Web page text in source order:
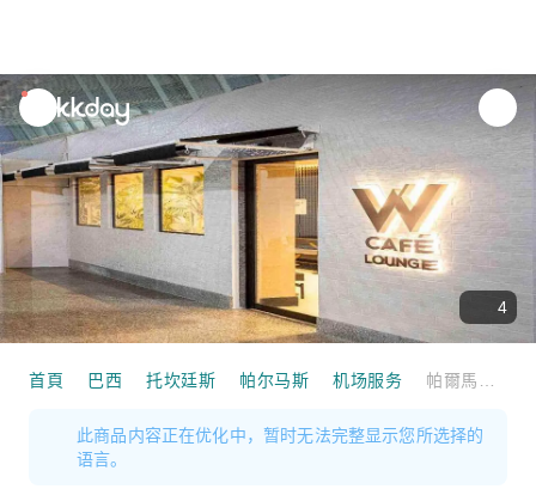
unread
notifications
4
首頁 巴西 托坎廷斯 帕尔马斯 机场服务
此商品内容正在优化中，暂时无法完整显示您所选择的
语言。